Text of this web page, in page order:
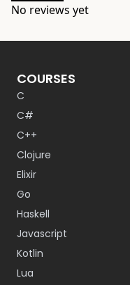
No reviews yet
COURSES
C
C#
C++
Clojure
Elixir
Go
Haskell
Javascript
Kotlin
Lua